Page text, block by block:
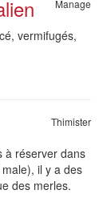
Manage
vermifugés,
Thimister
à réserver dans
il y a des
des merles.